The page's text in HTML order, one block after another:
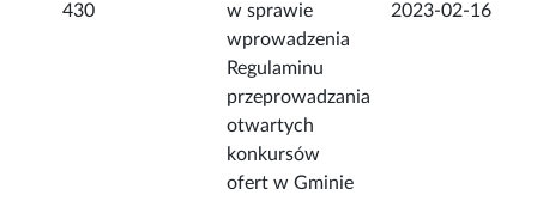
430
w sprawie
wprowadzenia
Regulaminu
przeprowadzania
otwartych
konkursów
ofert w Gminie
2023-02-16